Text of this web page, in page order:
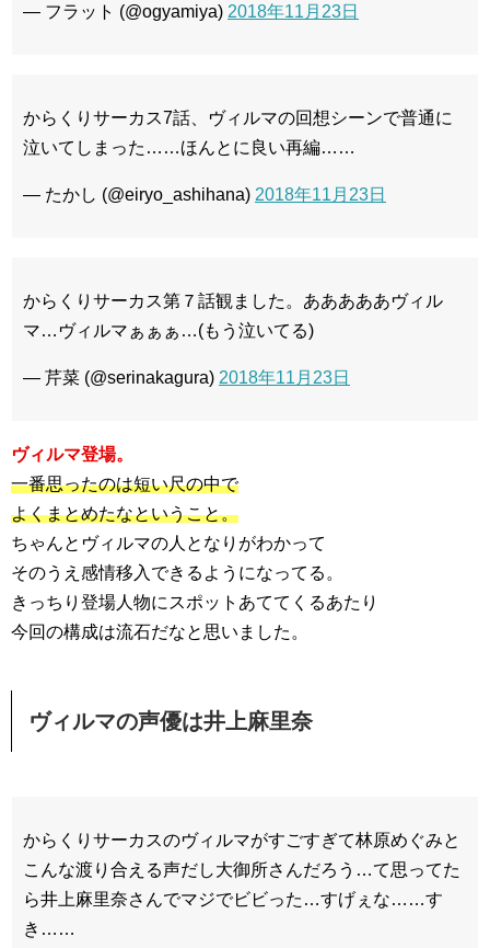
— フラット (@ogyamiya) 2018年11月23日
からくりサーカス7話、ヴィルマの回想シーンで普通に
泣いてしまった……ほんとに良い再編……
— たかし (@eiryo_ashihana) 2018年11月23日
からくりサーカス第７話観ました。あああああヴィル
マ…ヴィルマぁぁぁ…(もう泣いてる)
— 芹菜 (@serinakagura) 2018年11月23日
ヴィルマ登場。
一番思ったのは短い尺の中で
よくまとめたなということ。
ちゃんとヴィルマの人となりがわかって
そのうえ感情移入できるようになってる。
きっちり登場人物にスポットあててくるあたり
今回の構成は流石だなと思いました。
ヴィルマの声優は井上麻里奈
からくりサーカスのヴィルマがすごすぎて林原めぐみと
こんな渡り合える声だし大御所さんだろう…て思ってた
ら井上麻里奈さんでマジでビビった…すげぇな……す
き……